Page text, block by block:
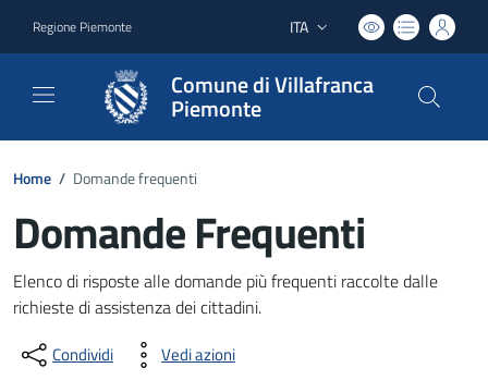
Regione Piemonte Lingua attiva:
ITA
Comune di Villafranca
Piemonte
Home / Domande frequenti
Domande Frequenti
Dettagli del documento
Elenco di risposte alle domande più frequenti raccolte dalle
richieste di assistenza dei cittadini.
Condividi Vedi azioni